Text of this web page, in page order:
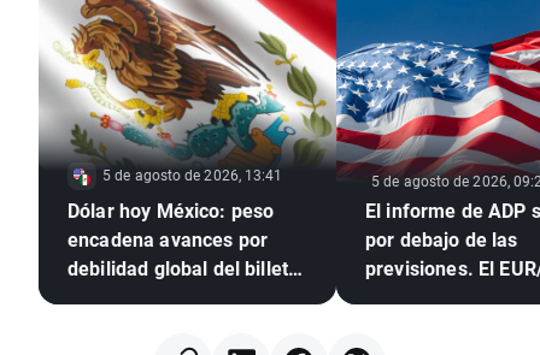
5 de agosto de 2026, 13:41
Dólar hoy México: peso
encadena avances por
debilidad global del billete
5 de agosto de 2026,
El informe de ADP se sitúa
por debajo de las
previsiones. El